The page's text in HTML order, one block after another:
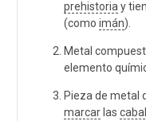
prehistoria y
(como imán).
Metal
elemento
Pieza de metal
marcar las